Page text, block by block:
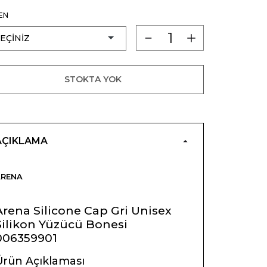
STOKTA YOK
Silicone Cap Gri Unisex
Yüzücü Bonesi
Açıklaması